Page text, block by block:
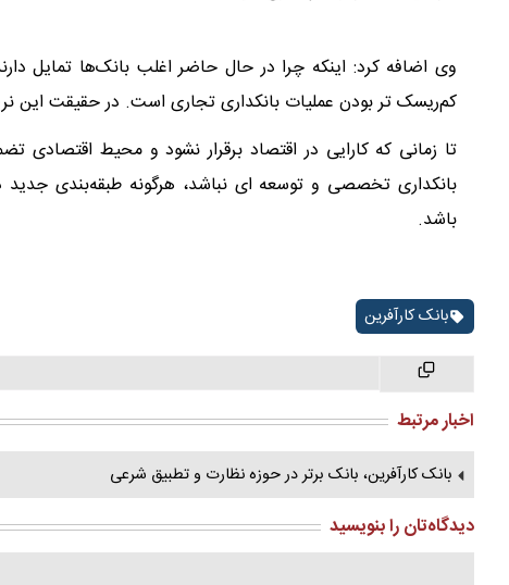
وی اضافه کرد: اینکه چرا در حال حاضر اغلب بانک‌ها تمایل
کم‌ریسک تر بودن عملیات بانکداری تجاری است. در حقیقت این
تا زمانی که کارایی در اقتصاد برقرار نشود و محیط اقتصادی
بانکداری تخصصی و توسعه ای نباشد، هرگونه طبقه‌بندی
باشد.
بانک کارآفرین
اخبار مرتبط
بانک کارآفرین، بانک برتر در حوزه نظارت و تطبیق شرعی
دیدگاه‌تان را بنویسید